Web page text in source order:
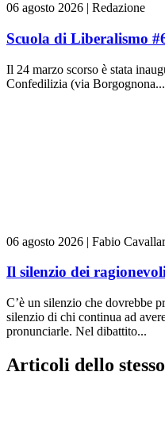
06 agosto 2026 | Redazione
Scuola di Liberalismo
Il 24 marzo scorso è stata
Confedilizia (via Borgognona...
06 agosto 2026 | Fabio
Il silenzio dei
C’è un silenzio che dovrebbe
silenzio di chi continua ad
pronunciarle. Nel dibattito...
Articoli dello